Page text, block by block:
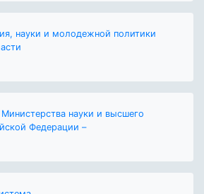
науки и молодежной политики
науки и высшего
Федерации –